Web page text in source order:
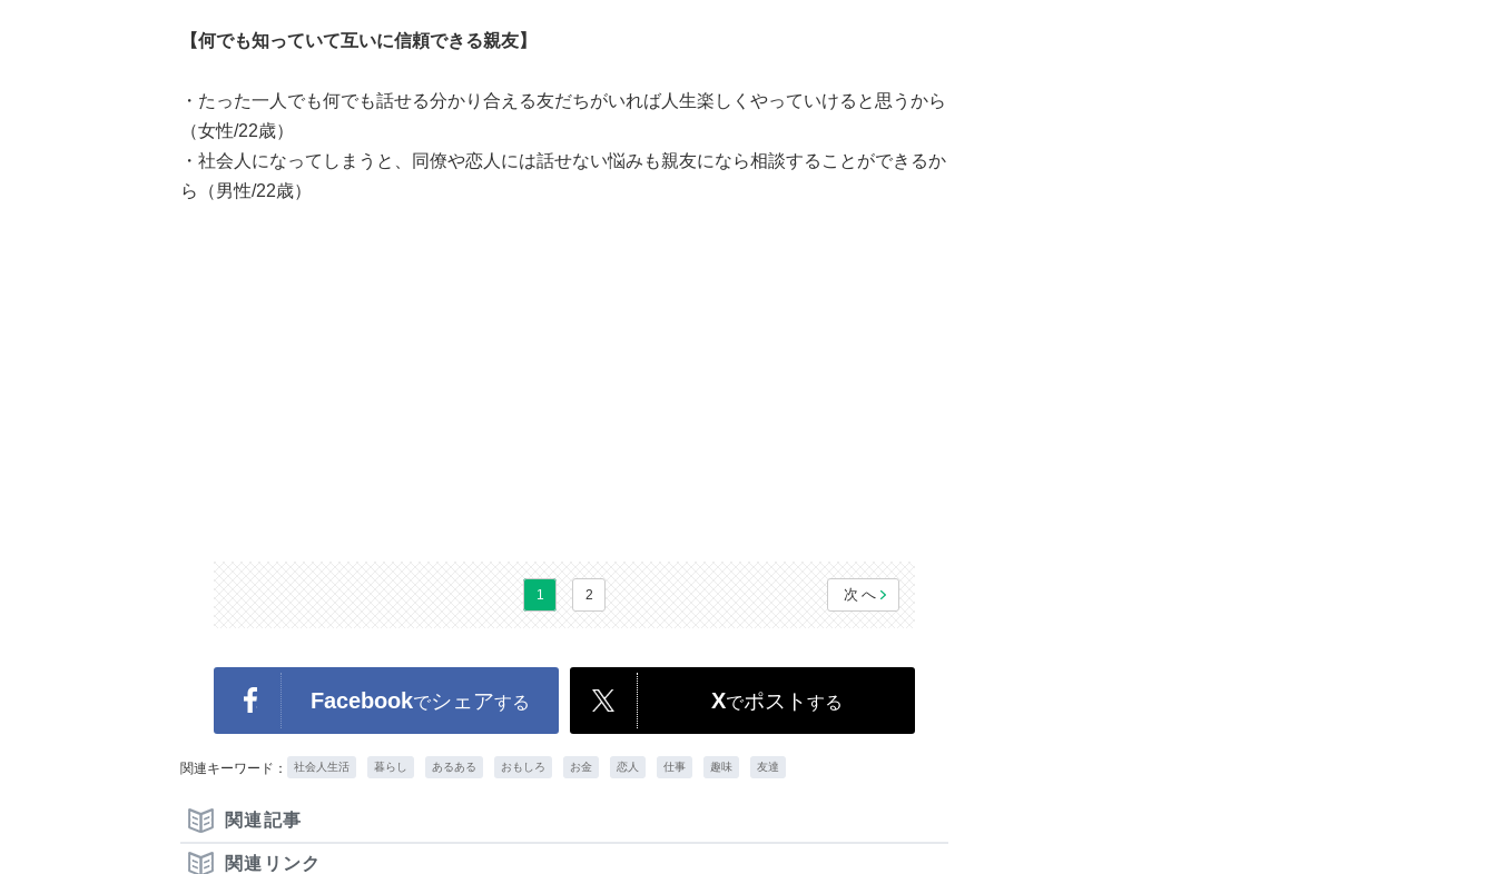
【何でも知っていて互いに信頼できる親友】
・たった一人でも何でも話せる分かり合える友だちがいれば人生楽しくやっていけると思うから
（女性/22歳）
・社会人になってしまうと、同僚や恋人には話せない悩みも親友になら相談することができるか
ら（男性/22歳）
1 2 次へ
Facebookでシェアする Xでポスト する
関連キーワード： 社会人生活 暮らし あるある おもしろ お金 恋人 仕事 趣味 友達
関連記事
関連リンク